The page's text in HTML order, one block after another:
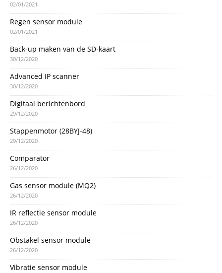
02/01/2021
Regen sensor module
02/01/2021
Back-up maken van de SD-kaart
30/12/2020
Advanced IP scanner
30/12/2020
Digitaal berichtenbord
29/12/2020
Stappenmotor (28BYJ-48)
29/12/2020
Comparator
26/12/2020
Gas sensor module (MQ2)
26/12/2020
IR reflectie sensor module
26/12/2020
Obstakel sensor module
26/12/2020
Vibratie sensor module